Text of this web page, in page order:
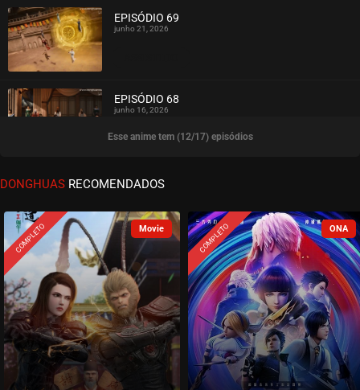
EPISÓDIO 69
junho 21, 2026
ASSISTIDO
EPISÓDIO 68
junho 16, 2026
ASSISTIDO
EPISÓDIO 67
ASSISTIDO
EPISÓDIO 66
junho 07, 2026
EPISÓDIO 65
maio 28, 2026
Esse anime tem (12/17) episódios
DONGHUAS RECOMENDADOS
COMPLETO COMPLETO